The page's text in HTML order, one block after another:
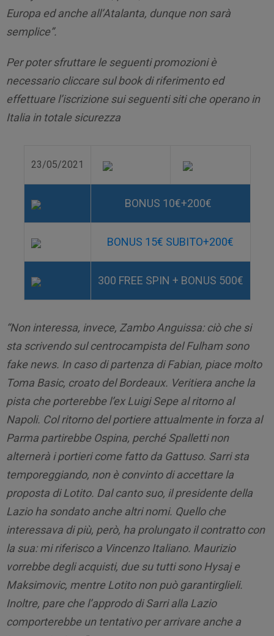
Europa ed anche all’Atalanta, dunque non sarà
semplice”.
Per poter sfruttare le seguenti promozioni è
necessario cliccare sul book di riferimento ed
effettuare l’iscrizione sui seguenti siti che operano in
Italia in totale sicurezza
23/05/2021
BONUS 10€+200€
BONUS 15€ SUBITO+200€
300 FREE SPIN + BONUS 500€
“Non interessa, invece, Zambo Anguissa: ciò che si
sta scrivendo sul centrocampista del Fulham sono
fake news. In caso di partenza di Fabian, piace molto
Toma Basic, croato del Bordeaux. Veritiera anche la
pista che porterebbe l’ex Luigi Sepe al ritorno al
Napoli. Col ritorno del portiere attualmente in forza al
Parma partirebbe Ospina, perché Spalletti non
alternerà i portieri come fatto da Gattuso. Sarri sta
temporeggiando, non è convinto di accettare la
proposta di Lotito. Dal canto suo, il presidente della
Lazio ha sondato anche altri nomi. Quello che
interessava di più, però, ha prolungato il contratto con
la sua: mi riferisco a Vincenzo Italiano. Maurizio
vorrebbe degli acquisti, due su tutti sono Hysaj e
Maksimovic, mentre Lotito non può garantirglieli.
Inoltre, pare che l’approdo di Sarri alla Lazio
comporterebbe un tentativo per arrivare anche a